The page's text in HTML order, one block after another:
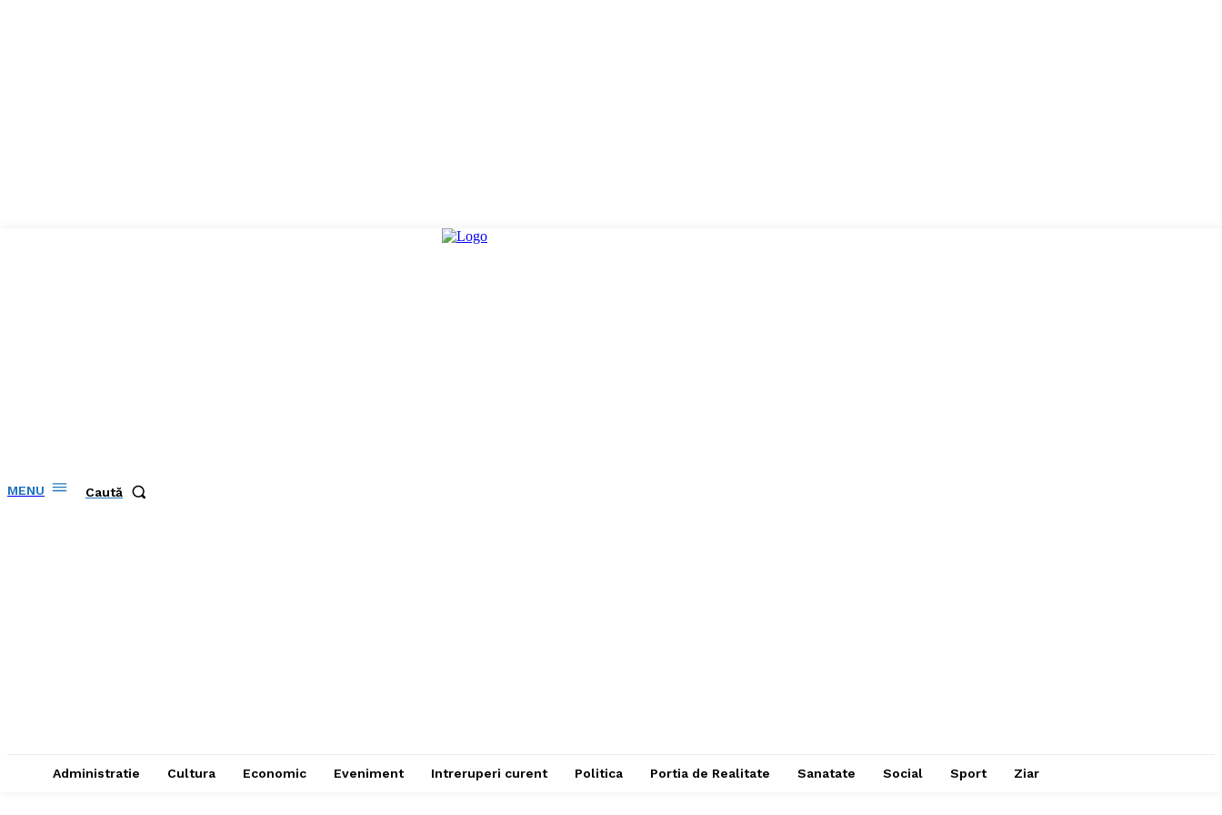
MENU Caută
Administratie Cultura Economic Eveniment Intreruperi curent Politica Portia de Realitate Sanatate Social Sport Ziar